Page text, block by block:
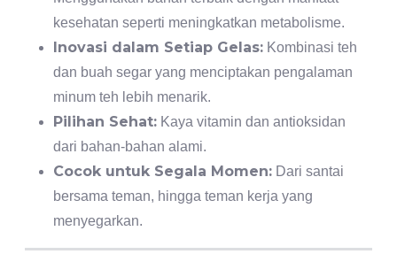
kesehatan seperti meningkatkan metabolisme.
Inovasi dalam Setiap Gelas: Kombinasi teh
dan buah segar yang menciptakan pengalaman
minum teh lebih menarik.
Pilihan Sehat: Kaya vitamin dan antioksidan
dari bahan-bahan alami.
Cocok untuk Segala Momen: Dari santai
bersama teman, hingga teman kerja yang
menyegarkan.